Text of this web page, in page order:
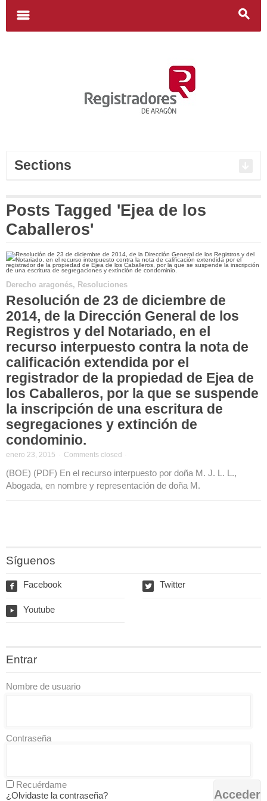
s
m
Sections
Posts Tagged 'Ejea de los
Caballeros'
Derecho aragonés, Resoluciones
Resolución de 23 de diciembre de
2014, de la Dirección General de los
Registros y del Notariado, en el
recurso interpuesto contra la nota de
calificación extendida por el
registrador de la propiedad de Ejea de
los Caballeros, por la que se suspende
la inscripción de una escritura de
segregaciones y extinción de
condominio.
enero 23, 2015 Comments closed
(BOE) (PDF) En el recurso interpuesto por doña M. J. L. L.,
Abogada, en nombre y representación de doña M.
Síguenos
f Facebook w Twitter
y Youtube
Entrar
Nombre de usuario
Contraseña
Recuérdame
¿Olvidaste la contraseña?